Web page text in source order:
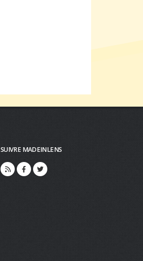
SUIVRE MADEINLENS